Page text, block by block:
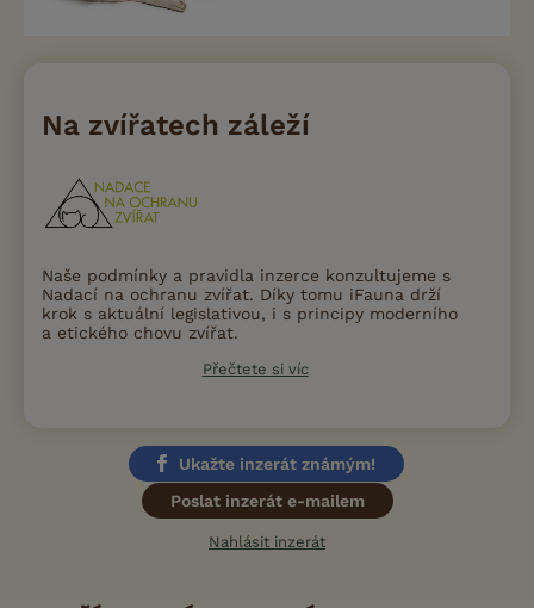
Na zvířatech záleží
Naše podmínky a pravidla inzerce konzultujeme s
Nadací na ochranu zvířat. Díky tomu iFauna drží
krok s aktuální legislativou, i s principy moderního
a etického chovu zvířat.
Přečtete si víc
Ukažte inzerát známým!
Poslat inzerát e-mailem
Nahlásit inzerát